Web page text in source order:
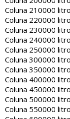
Coluna 210000
Coluna 220000
Coluna 230000
Coluna 240000
Coluna 250000
Coluna 300000
Coluna 350000
Coluna 400000
Coluna 450000
Coluna 500000
Coluna 550000